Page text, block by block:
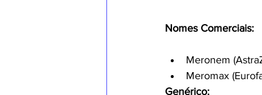
Nomes Comerciais:
Meronem
Meromax
Genérico: